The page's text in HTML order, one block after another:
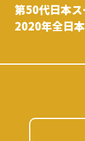
第50代日本
2020年全日